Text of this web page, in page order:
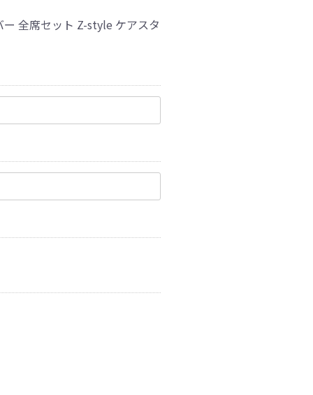
全席セット Z-style ケアスタ